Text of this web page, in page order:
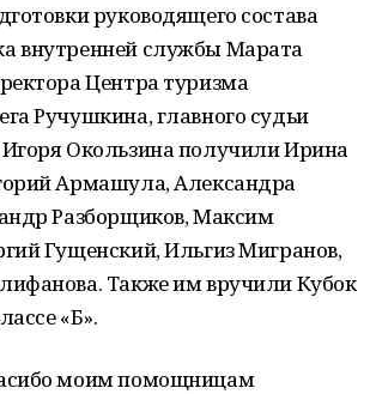
руководящего состава
внутренней службы Марата
Центра туризма
Ручушкина, главного судьи
Игоря Окользина получили Ирина
Армашула, Александра
Разборщиков, Максим
Гущенский, Ильгиз Мигранов,
Также им вручили Кубок
«Б».
моим помощницам